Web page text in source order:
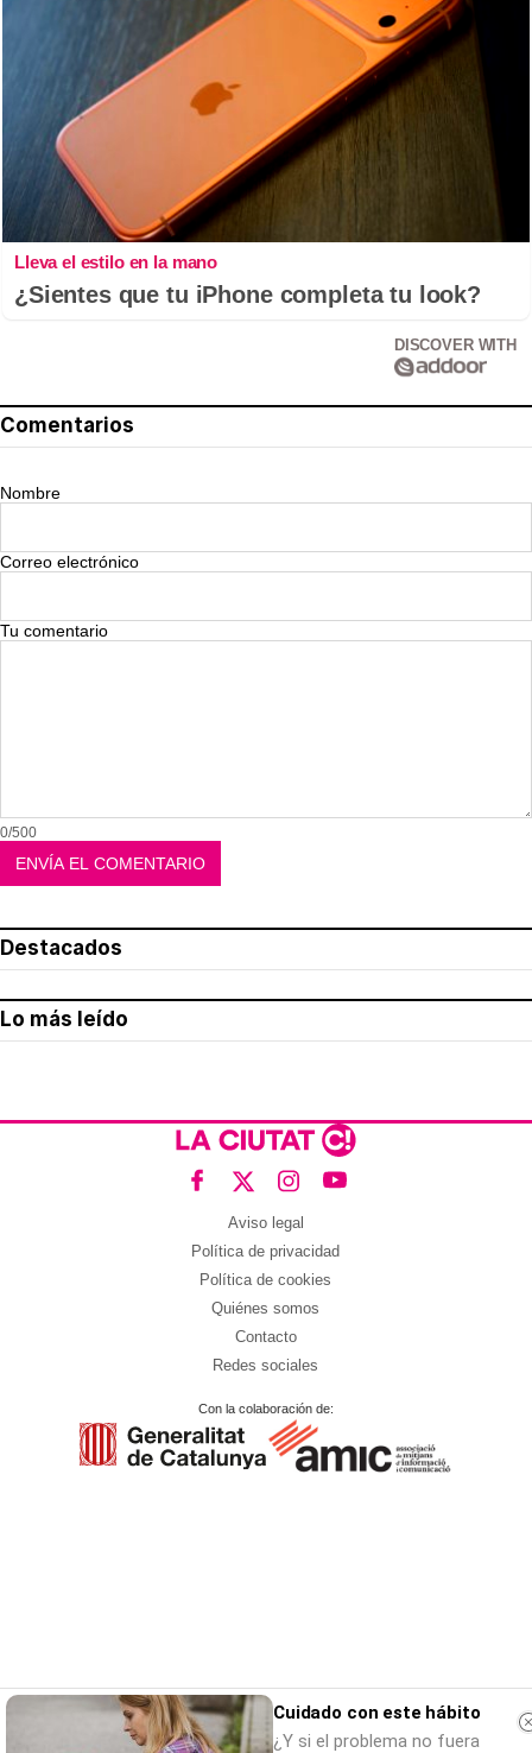
Lleva el estilo en la mano
¿Sientes que tu iPhone completa tu look?
DISCOVER WITH
Comentarios
Nombre
Correo electrónico
Tu comentario
0/500
Destacados
Lo más leído
Aviso legal
Política de privacidad
Política de cookies
Quiénes somos
Contacto
Redes sociales
Con la colaboración de:
Cuidado con este hábito
¿Y si el problema no fuera